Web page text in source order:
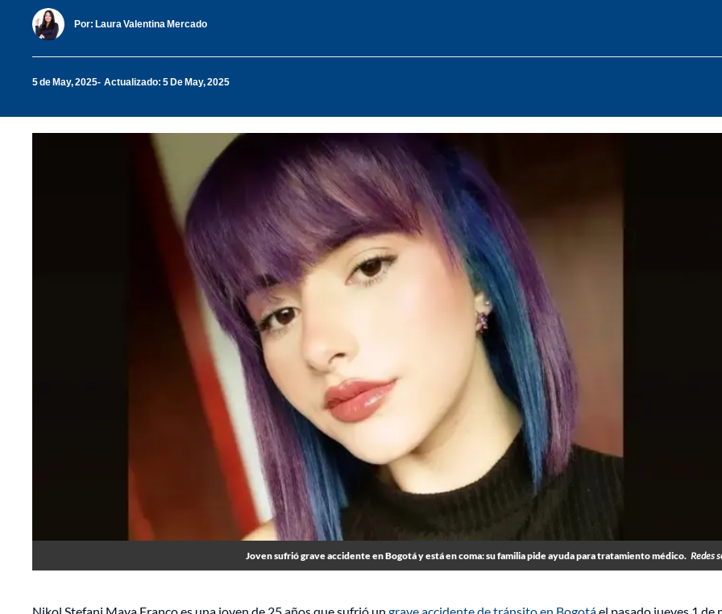
Por: Laura Valentina Mercado
5 de May, 2025 Actualizado: 5 De May, 2025
Joven sufrió grave accidente en Bogotá y está en coma: su familia pide ayuda para tratamiento médico. Redes